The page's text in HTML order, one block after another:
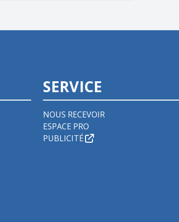
SERVICE
NOUS RECEVOIR
ESPACE PRO
PUBLICITÉ